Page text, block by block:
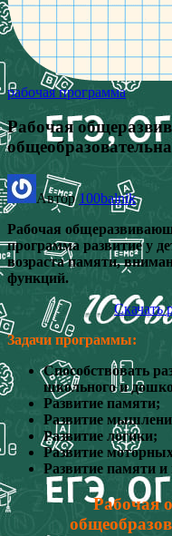
рабочая программа
Рабочая
Автор100balnik
Рабочая
программа развитие у
возраста памяти,
функций.
Скачать
Задачи программы:
Способствовать
школьного и
Развитие памяти;
Развитие
Развитие логики;
Развитие
Развитие памяти
Рабочая